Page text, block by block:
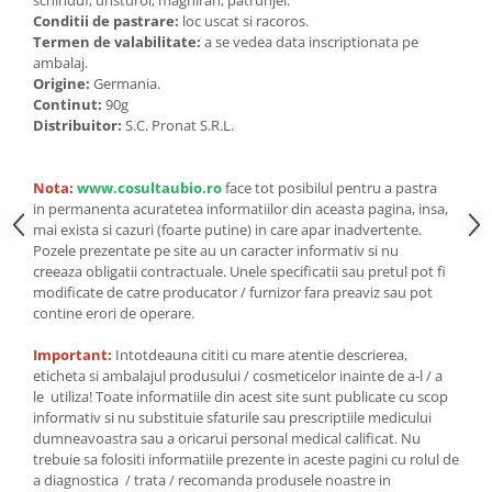
Mixuri, condimente si mirodenii
Mixuri
Condimente
Mirodenii
Pesto Bio
Semipreparate
Specialitati si produse asiatice
Conditii de pastrare: loc uscat si racoros.
Termen de valabilitate: a se vedea data inscriptionata pe
ambalaj.
Origine: Germania.
Continut: 90g
Distribuitor: S.C. Pronat S.R.L.
Nota: www.cosultaubio.roface tot posibilul pentru a pastra
in permanenta acuratetea informatiilor din aceasta pagina, insa,
mai exista si cazuri (foarte putine) in care apar inadvertente.
Pozele prezentate pe site au un caracter informativ si nu
creeaza obligatii contractuale. Unele specificatii sau pretul pot fi
modificate de catre producator / furnizor fara preaviz sau pot
contine erori de operare.
Important: Intotdeauna cititi cu mare atentie descrierea,
eticheta si ambalajul produsului / cosmeticelor inainte de a-l / a
le utiliza! Toate informatiile din acest site sunt publicate cu scop
informativ si nu substituie sfaturile sau prescriptiile medicului
dumneavoastra sau a oricarui personal medical calificat. Nu
trebuie sa folositi informatiile prezente in aceste pagini cu rolul de
a diagnostica / trata / recomanda produsele noastre in